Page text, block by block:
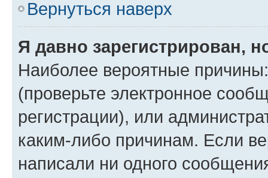
Вернуться наверх
Я давно зарегистрирован,
Наиболее вероятные
(проверьте электронное
регистрации), или
каким-либо причинам. Если
написали ни одного